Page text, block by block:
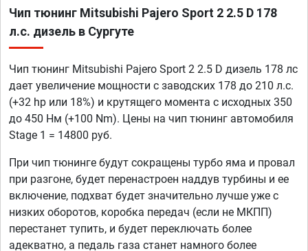
Чип тюнинг Mitsubishi Pajero Sport 2 2.5 D 178
л.с. дизель в Сургуте
Чип тюнинг Mitsubishi Pajero Sport 2 2.5 D дизель 178 лс
дает увеличение мощности с заводских 178 до 210 л.с.
(+32 hp или 18%) и крутящего момента с исходных 350
до 450 Нм (+100 Nm). Цены на чип тюнинг автомобиля
Stage 1 = 14800 руб.
При чип тюнинге будут сокращены турбо яма и провал
при разгоне, будет перенастроен наддув турбины и ее
включение, подхват будет значительно лучше уже с
низких оборотов, коробка передач (если не МКПП)
перестанет тупить, и будет переключать более
адекватно, а педаль газа станет намного более